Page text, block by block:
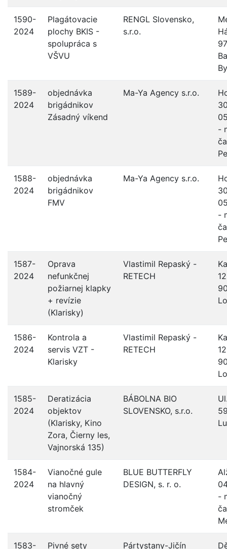
1590-
2024
Plagátovacie
plochy BKIS -
spolupráca s
VŠVU
RENGL Slovensko,
s.r.o.
1589-
2024
objednávka
brigádnikov
Zásadný víkend
Ma-Ya Agency s.r.o.
-
1588-
2024
objednávka
brigádnikov
FMV
Ma-Ya Agency s.r.o.
-
1587-
2024
Oprava
nefunkčnej
požiarnej klapky
+ revízie
(Klarisky)
Vlastimil Repaský -
RETECH
1586-
2024
Kontrola a
servis VZT -
Klarisky
Vlastimil Repaský -
RETECH
1585-
2024
Deratizácia
objektov
(Klarisky, Kino
Zora, Čierny les,
Vajnorská 135)
BÁBOLNA BIO
SLOVENSKO, s.r.o.
1584-
2024
Vianočné gule
na hlavný
vianočný
stromček
BLUE BUTTERFLY
DESIGN, s. r. o.
-
1583- Pivné sety Pártystany-Jičín